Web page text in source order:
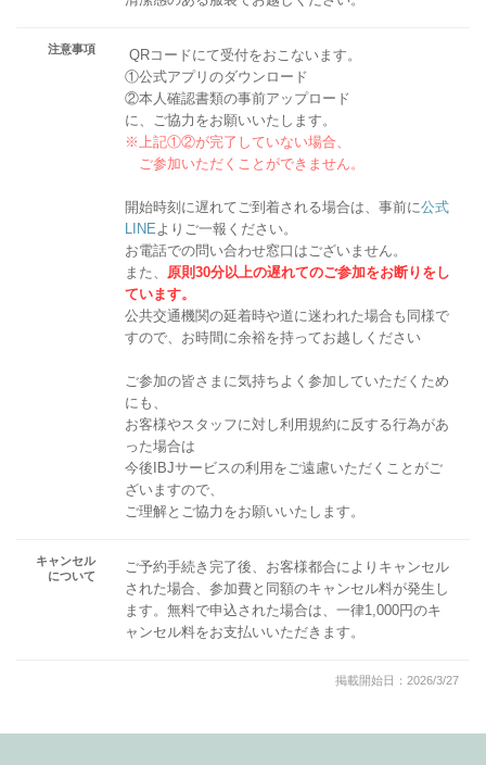
注意事項
QRコードにて受付をおこないます。
①公式アプリのダウンロード
②本人確認書類の事前アップロード
に、ご協力をお願いいたします。
※上記①②が完了していない場合、
ご参加いただくことができません。
開始時刻に遅れてご到着される場合は、事前に公式
LINE よりご一報ください。
お電話での問い合わせ窓口はございません。
また、 原則30分以上の遅れてのご参加をお断りをし
ています。
公共交通機関の延着時や道に迷われた場合も同様で
すので、お時間に余裕を持ってお越しください
ご参加の皆さまに気持ちよく参加していただくため
にも、
お客様やスタッフに対し利用規約に反する行為があ
った場合は
今後IBJサービスの利用をご遠慮いただくことがご
ざいますので、
ご理解とご協力をお願いいたします。
キャンセル
について
ご予約手続き完了後、お客様都合によりキャンセル
された場合、参加費と同額のキャンセル料が発生し
ます。無料で申込された場合は、一律1,000円のキ
ャンセル料をお支払いいただきます。
掲載開始日：2026/3/27